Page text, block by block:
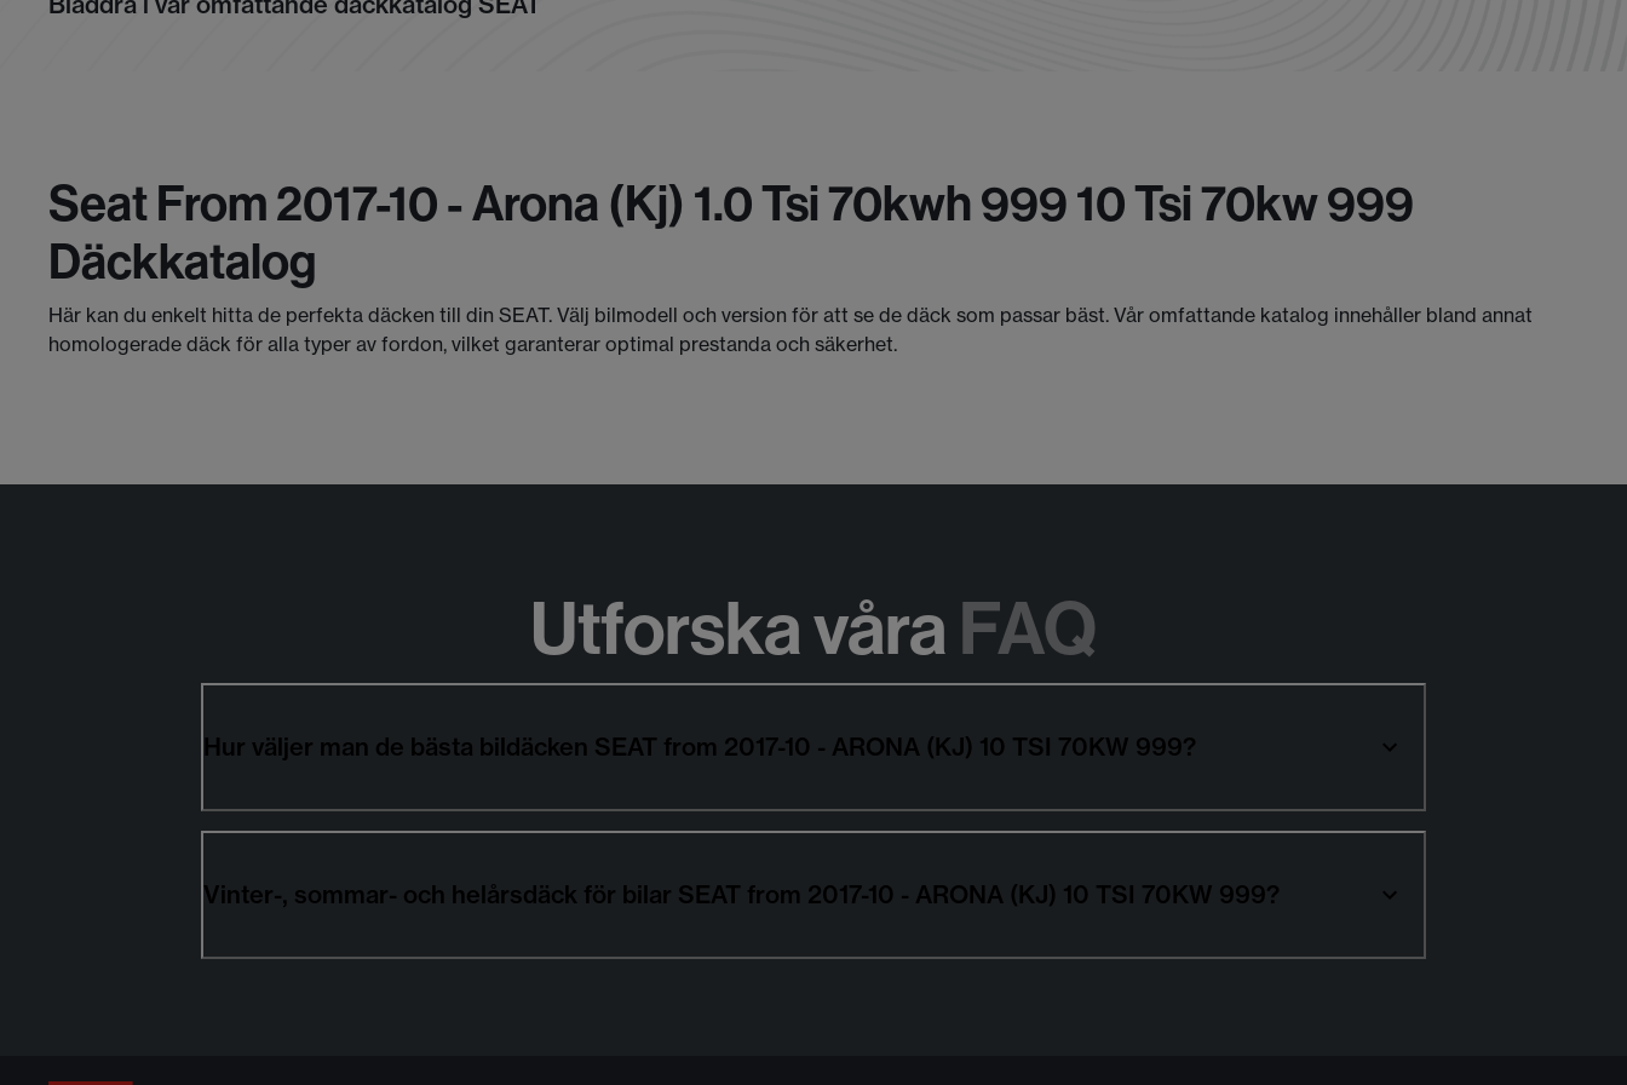
Seat From 2017-10 - Arona (kj) 1.0 Tsi 70kwh 999 10 Tsi 70kw 999
Däckkatalog
Här kan du enkelt hitta de perfekta däcken till din SEAT. Välj bilmodell och version för att se de däck som passar bäst. Vår omfattande katalog innehåller bland annat
homologerade däck för alla typer av fordon, vilket garanterar optimal prestanda och säkerhet.
Utforska våraFAQ
Hur väljer man de bästa bildäcken SEAT from 2017-10 - ARONA (KJ) 10 TSI 70KW 999?
Vinter-, sommar- och helårsdäck för bilar SEAT from 2017-10 - ARONA (KJ) 10 TSI 70KW 999?